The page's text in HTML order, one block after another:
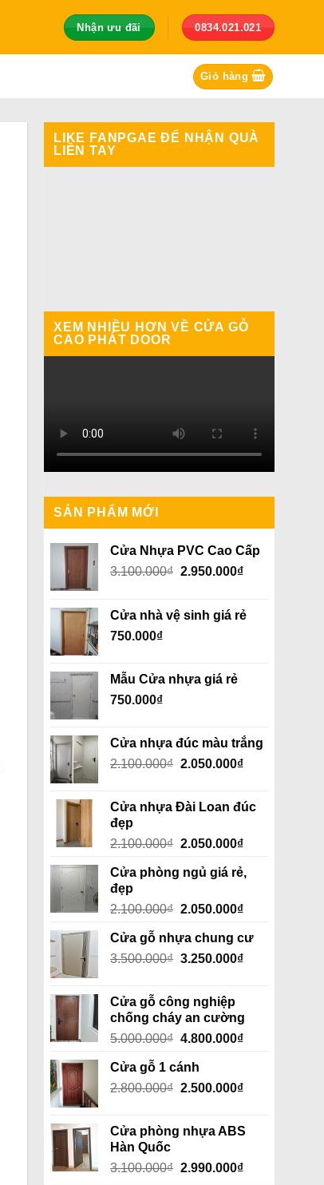
Nhận ưu đãi 0834.021.021
Giỏ hàng
LIKE FANPGAE ĐỂ NHẬN QUÀ
LIỀN TAY
XEM NHIỀU HƠN VỀ CỬA GỖ
CAO PHÁT DOOR
SẢN PHẨM MỚI
Cửa Nhựa PVC Cao Cấp
3.100.000₫ Giá
3.100.000₫.
2.950.000₫Giá
là:
Cửa nhà vệ sinh giá rẻ
750.000₫
Mẫu Cửa nhựa giá rẻ
750.000₫
Cửa nhựa đúc màu trắng
2.100.000₫ Giá
2.100.000₫.
2.050.000₫Giá
là:
Cửa nhựa Đài Loan đúc
đẹp
2.100.000₫ Giá
là:
2.050.000₫Giá
tại
2.050.000₫.
Cửa phòng ngủ giá rẻ,
đẹp
2.100.000₫ Giá
là:
2.100.000₫.
2.050.000₫Giá
tại
là:
Cửa gỗ nhựa chung cư
3.500.000₫ Giá
3.500.000₫.
3.250.000₫Giá
3.250.000₫.
Cửa gỗ công nghiệp
chống cháy an cường
5.000.000₫ Giá
là:
5.000.000₫.
4.800.000₫Giá
là:
Cửa gỗ 1 cánh
2.800.000₫ Giá
2.800.000₫.
2.500.000₫Giá
là:
Cửa phòng nhựa ABS
Hàn Quốc
3.100.000₫ Giá
2.990.000₫Giá